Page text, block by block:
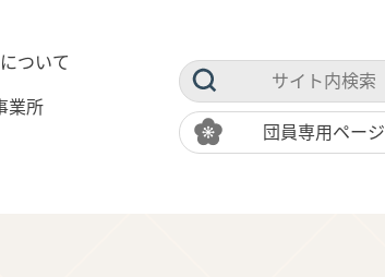
ついて
業所
団員専用ページ